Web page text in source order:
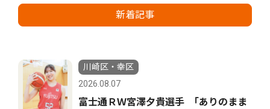
新着記事
川崎区・幸区
2026.08.07
富士通ＲＷ宮澤夕貴選手 ｢ありのまま